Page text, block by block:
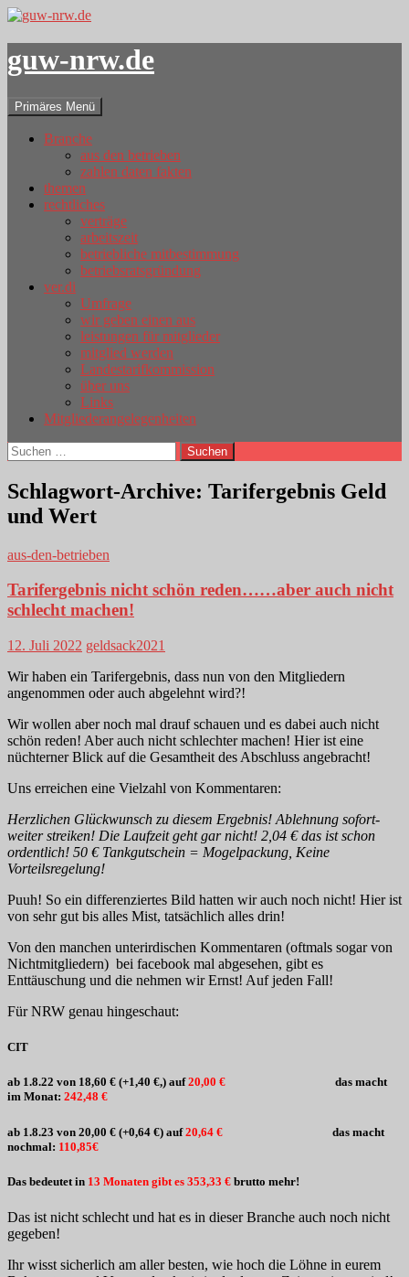
guw-nrw.de
Suchen
Primäres Menü
Inhalt
Branche
aus den betrieben
zahlen daten fakten
themen
rechtliches
verträge
arbeitszeit
betriebliche mitbestimmung
betriebsratsgründung
ver.di
Umfrage
wir geben einen aus
leistungen für mitglieder
mitglied werden
Landestarifkommission
über uns
Links
Mitgliederangelegenheiten
Suchen
nach:
Schlagwort-Archive: Tarifergebnis Geld
und Wert
aus-den-betrieben
Tarifergebnis nicht schön reden……aber auch nicht
schlecht machen!
12. Juli 2022 geldsack2021
Wir haben ein Tarifergebnis, dass nun von den Mitgliedern
angenommen oder auch abgelehnt wird?!
Wir wollen aber noch mal drauf schauen und es dabei auch nicht
schön reden! Aber auch nicht schlechter machen! Hier ist eine
nüchterner Blick auf die Gesamtheit des Abschluss angebracht!
Uns erreichen eine Vielzahl von Kommentaren:
Herzlichen Glückwunsch zu diesem Ergebnis! Ablehnung sofort-
weiter streiken! Die Laufzeit geht gar nicht! 2,04 € das ist schon
ordentlich! 50 € Tankgutschein = Mogelpackung, Keine
Vorteilsregelung!
Puuh! So ein differenziertes Bild hatten wir auch noch nicht! Hier ist
von sehr gut bis alles Mist, tatsächlich alles drin!
Von den manchen unterirdischen Kommentaren (oftmals sogar von
Nichtmitgliedern) bei facebook mal abgesehen, gibt es
Enttäuschung und die nehmen wir Ernst! Auf jeden Fall!
Für NRW genau hingeschaut:
CIT
ab 1.8.22 von 18,60 € (+1,40 €,) auf20,00 € das macht
im Monat: 242,48 €
ab 1.8.23 von 20,00 € (+0,64 €) auf20,64 € das macht
nochmal: 110,85€
Das bedeutet in 13 Monaten gibt es 353,33 € brutto mehr!
Das ist nicht schlecht und hat es in dieser Branche auch noch nicht
gegeben!
Ihr wisst sicherlich am aller besten, wie hoch die Löhne in eurem